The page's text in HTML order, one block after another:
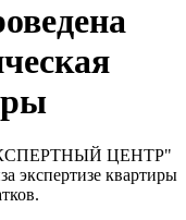
ЦЕНТР"
экспертизе квартиры